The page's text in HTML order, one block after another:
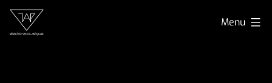
Aller
auTAP
Menu